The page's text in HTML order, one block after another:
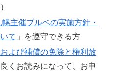
主催ブルベの実施方針・
て 」を遵守できる方
よび補償の免除と権利放
良くお読みになって、お申